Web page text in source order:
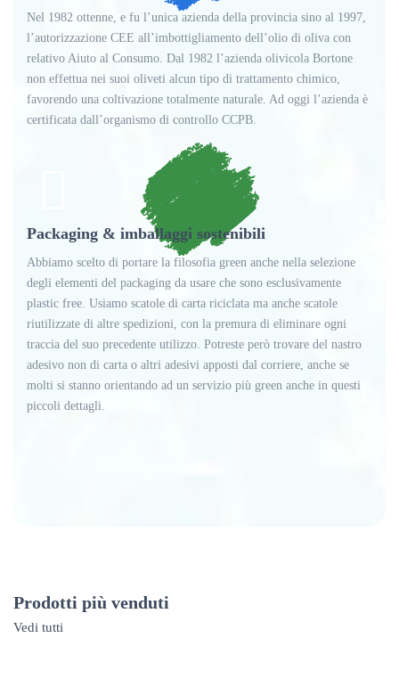
Nel 1982 ottenne, e fu l’unica azienda della provincia sino al 1997,
l’autorizzazione CEE all’imbottigliamento dell’olio di oliva con
relativo Aiuto al Consumo. Dal 1982 l’azienda olivicola Bortone
non effettua nei suoi oliveti alcun tipo di trattamento chimico,
favorendo una coltivazione totalmente naturale. Ad oggi l’azienda è
certificata dall’organismo di controllo CCPB.
Packaging & imballaggi sostenibili
Abbiamo scelto di portare la filosofia green anche nella selezione
degli elementi del packaging da usare che sono esclusivamente
plastic free. Usiamo scatole di carta riciclata ma anche scatole
riutilizzate di altre spedizioni, con la premura di eliminare ogni
traccia del suo precedente utilizzo. Potreste però trovare del nastro
adesivo non di carta o altri adesivi apposti dal corriere, anche se
molti si stanno orientando ad un servizio più green anche in questi
piccoli dettagli.
Prodotti più venduti
Vedi tutti